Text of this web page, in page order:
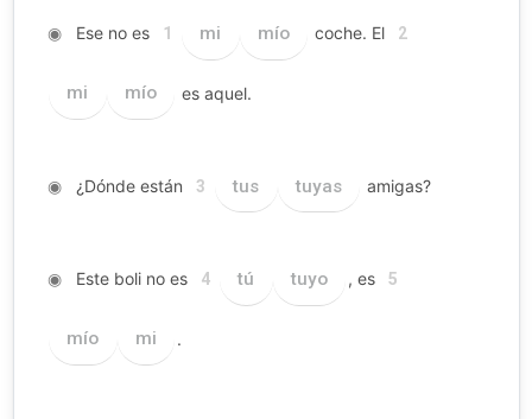
◉Ese no es 1 mi mío coche. El 2
mi mío es aquel.
◉¿Dónde están 3 tus tuyas amigas?
◉Este boli no es 4 tú tuyo , es 5
mío mi